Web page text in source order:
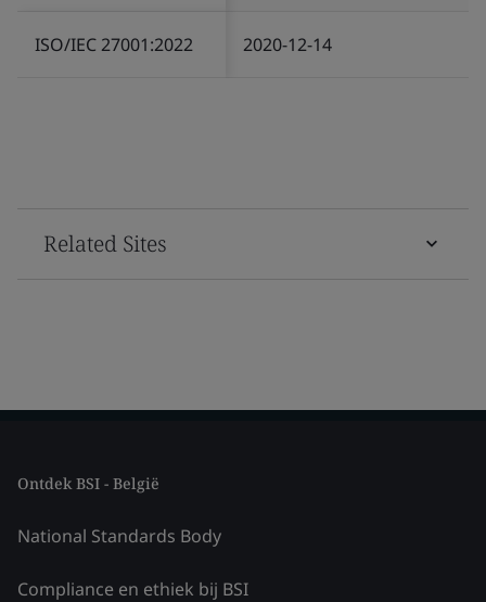
ISO/IEC 27001:2022 2020-12-14
Related Sites
Ontdek BSI - België
National Standards Body
Compliance en ethiek bij BSI